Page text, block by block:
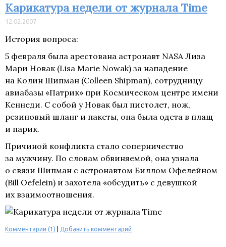
Карикатура недели от журнала Time
12.02.2007
История вопроса:
5 февраля была арестована астронавт NASA Лиза
Мари Новак (Lisa Marie Nowak) за нападение
на Колин Шипман (Colleen Shipman), сотрудницу
авиабазы «Патрик» при Космическом центре имени
Кеннеди. С собой у Новак был пистолет, нож,
резиновый шланг и пакеты, она была одета в плащ
и парик.
Причиной конфликта стало соперничество
за мужчину. По словам обвиняемой, она узнала
о связи Шипман с астронавтом Биллом Офелейном
(Bill Oefelein) и захотела «обсудить» с девушкой
их взаимоотношения.
Комментарии (1) Добавить комментарий